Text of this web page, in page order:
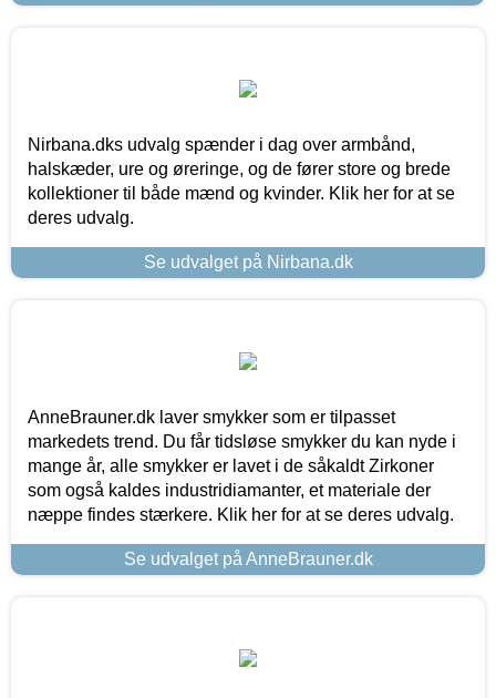
Nirbana.dks udvalg spænder i dag over armbånd,
halskæder, ure og øreringe, og de fører store og brede
kollektioner til både mænd og kvinder. Klik her for at se
deres udvalg.
Se udvalget på Nirbana.dk
AnneBrauner.dk laver smykker som er tilpasset
markedets trend. Du får tidsløse smykker du kan nyde i
mange år, alle smykker er lavet i de såkaldt Zirkoner
som også kaldes industridiamanter, et materiale der
næppe findes stærkere. Klik her for at se deres udvalg.
Se udvalget på AnneBrauner.dk